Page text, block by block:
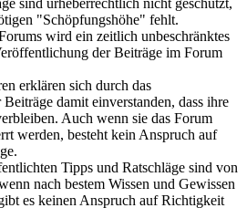
sind urheberrechtlich nicht geschützt,
"Schöpfungshöhe" fehlt.
wird ein zeitlich unbeschränktes
der Beiträge im Forum
erklären sich durch das
damit einverstanden, dass ihre
Auch wenn sie das Forum
werden, besteht kein Anspruch auf
Tipps und Ratschläge sind von
nach bestem Wissen und Gewissen
es keinen Anspruch auf Richtigkeit